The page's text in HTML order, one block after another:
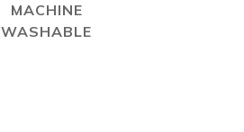
MACHINE
WASHABLE